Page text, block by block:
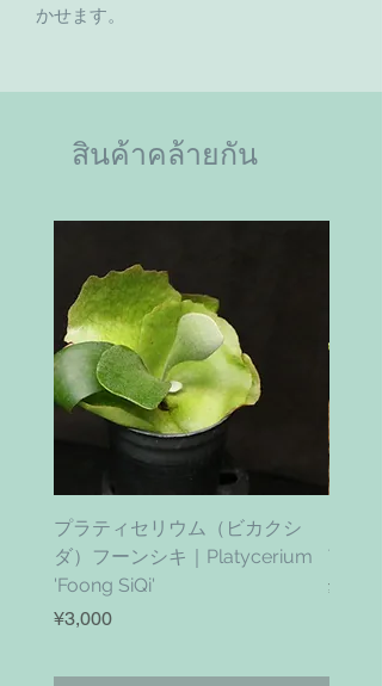
かせます。
สินค้าคล้ายกัน
プラティセリウム（ビカクシ
ダ）フーンシキ｜Platycerium
'Foong SiQi'
ราคา
¥3,000
ราคา
¥4,800